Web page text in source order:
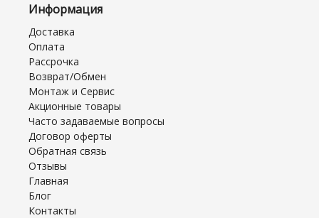
Информация
Доставка
Оплата
Рассрочка
Возврат/Обмен
Монтаж и Сервис
Акционные товары
Часто задаваемые вопросы
Договор оферты
Обратная связь
Отзывы
Главная
Блог
Контакты